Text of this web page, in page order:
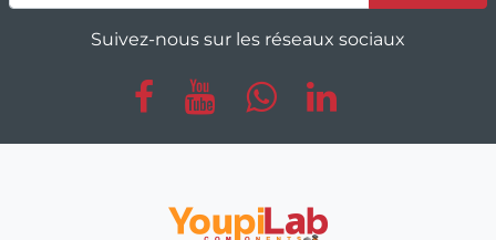
Suivez-nous sur les réseaux sociaux